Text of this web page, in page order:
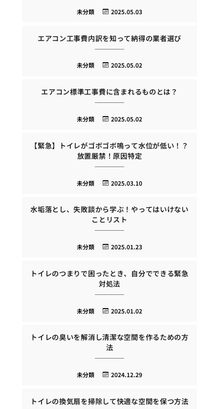
2025.05.03
未分類
エアコン工事費内訳を知って納得の業者選び
2025.05.02
未分類
エアコン標準工事費に含まれるものとは？
2025.05.02
未分類
【緊急】トイレがゴボゴボ鳴って水位が低い！？
放置厳禁！原因特定
2025.03.10
未分類
水垢落とし、失敗談から学ぶ！やってはいけない
ことリスト
2025.01.23
未分類
トイレのつまりで困ったとき、自分でできる緊急
対処法
2025.01.02
未分類
トイレの臭いを解消し清潔な空間を作るための方
法
2024.12.29
未分類
トイレの換気扇を掃除して快適な空間を保つ方法